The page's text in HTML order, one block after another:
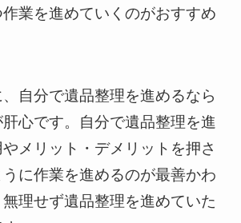
業を進めていくのがおすすめ
自分で遺品整理を進めるなら
心です。自分で遺品整理を進
メリット・デメリットを押さ
に作業を進めるのが最善かわ
理せず遺品整理を進めていた